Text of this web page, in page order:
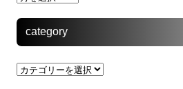
category
category